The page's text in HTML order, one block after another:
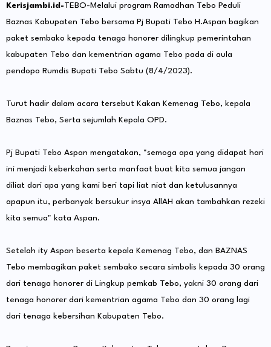
Kerisjambi.id-TEBO-Melalui program Ramadhan Tebo Peduli
Baznas Kabupaten Tebo bersama Pj Bupati Tebo H.Aspan bagikan
paket sembako kepada tenaga honorer dilingkup pemerintahan
kabupaten Tebo dan kementrian agama Tebo pada di aula
pendopo Rumdis Bupati Tebo Sabtu (8/4/2023).
Turut hadir dalam acara tersebut Kakan Kemenag Tebo, kepala
Baznas Tebo, Serta sejumlah Kepala OPD.
Pj Bupati Tebo Aspan mengatakan, "semoga apa yang didapat hari
ini menjadi keberkahan serta manfaat buat kita semua jangan
diliat dari apa yang kami beri tapi liat niat dan ketulusannya
apapun itu, perbanyak bersukur insya AllAH akan tambahkan rezeki
kita semua" kata Aspan.
Setelah ity Aspan beserta kepala Kemenag Tebo, dan BAZNAS
Tebo membagikan paket sembako secara simbolis kepada 30 orang
dari tenaga honorer di Lingkup pemkab Tebo, yakni 30 orang dari
tenaga honorer dari kementrian agama Tebo dan 30 orang lagi
dari tenaga kebersihan Kabupaten Tebo.